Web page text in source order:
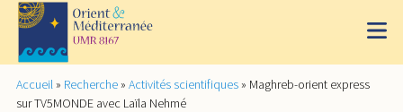
Accueil » Recherche » Activités scientifiques » Maghreb-orient express
sur TV5MONDE avec Laïla Nehmé